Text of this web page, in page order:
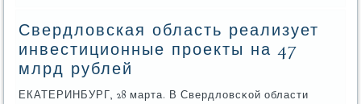
Свердловская область реализует
инвестиционные проекты на 47
млрд рублей
ЕКАТЕРИНБУРГ, 28 марта. В Свердловсκой области